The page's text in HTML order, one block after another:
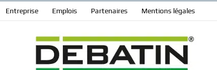
Entreprise Emplois Partenaires Mentions légales